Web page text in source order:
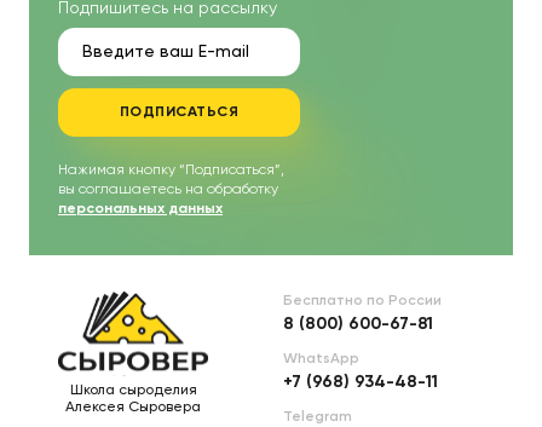
Подпишитесь на рассылку
ПОДПИСАТЬСЯ
Нажимая кнопку “Подписаться”,
вы соглашаетесь на обработку
персональных данных
Школа сыроделия
Алексея Сыровера
Бесплатно по России
8 (800) 600-67-81
WhatsApp
+7 (968) 934-48-11
Telegram